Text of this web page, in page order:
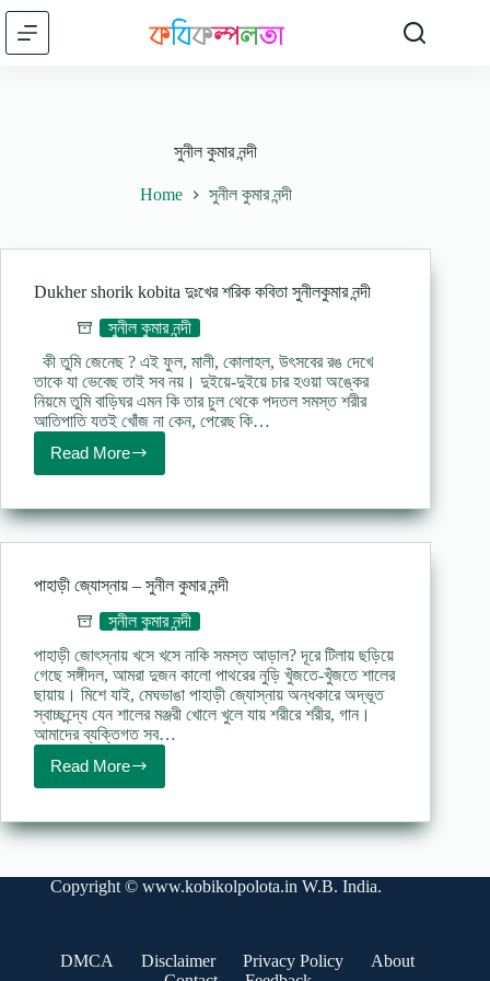
Skip
content
সুনীল কুমার নন্দী
Home সুনীল কুমার নন্দী
Dukher shorik kobita দুঃখের শরিক কবিতা সুনীলকুমার নন্দী
সুনীল কুমার নন্দী
কী তুমি জেনেছ ? এই ফুল, মালী, কোলাহল, উৎসবের রঙ দেখে
তাকে যা ভেবেছ তাই সব নয়। দুইয়ে-দুইয়ে চার হওয়া অঙ্কের
নিয়মে তুমি বাড়িঘর এমন কি তার চুল থেকে পদতল সমস্ত শরীর
আতিপাতি যতই খোঁজ না কেন, পেরেছ কি…
Read More
Dukher
shorik
দুঃখের
সুনীলকুমার
নন্দী
পাহাড়ী জ্যোস্নায় – সুনীল কুমার নন্দী
সুনীল কুমার নন্দী
পাহাড়ী জোৎস্নায় খসে খসে নাকি সমস্ত আড়াল? দূরে টিলায় ছড়িয়ে
গেছে সঙ্গীদল, আমরা দুজন কালো পাথরের নুড়ি খুঁজতে-খুঁজতে শালের
ছায়ায়। মিশে যাই, মেঘভাঙা পাহাড়ী জ্যোস্নায় অন্ধকারে অদ্ভূত
স্বাচ্ছন্দ্যে যেন শালের মঞ্জরী খোলে খুলে যায় শরীরে শরীর, গান।
আমাদের ব্যক্তিগত সব…
Read More
পাহাড়ী
জ্যোস্নায়
সুনীল
Copyright © www.kobikolpolota.in W.B. India.
DMCA Disclaimer Privacy Policy
About